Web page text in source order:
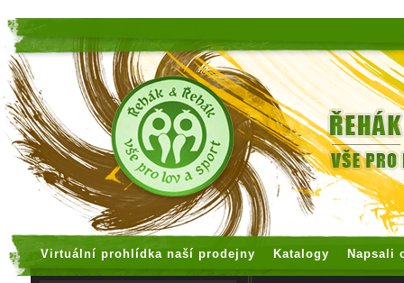
Virtuální prohlídka naší prodejny Katalogy Napsali